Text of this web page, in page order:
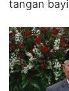
tangan